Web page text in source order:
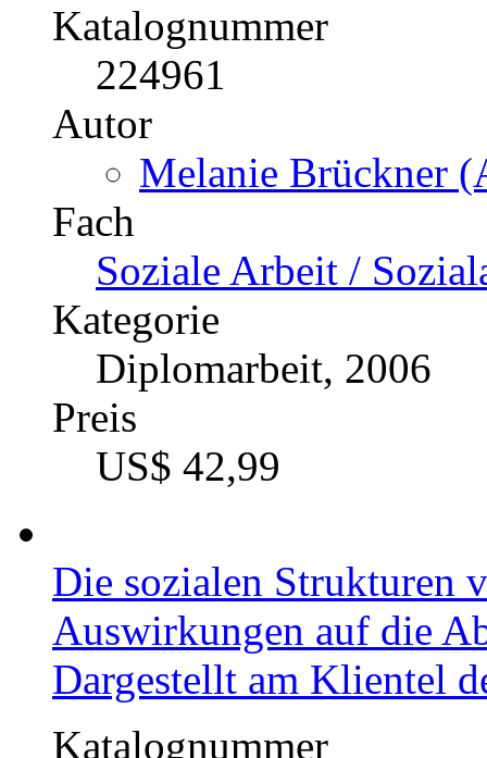
Katalognummer
224961
Autor
Melanie Brückner
Fach
Soziale Arbeit /
Kategorie
Diplomarbeit, 2006
Preis
US$ 42,99
Die sozialen Strukturen
Auswirkungen auf die
Dargestellt am Klientel
Katalognummer